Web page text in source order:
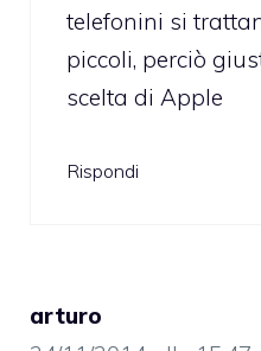
telefonini si
piccoli, perciò
scelta di Apple
Rispondi
arturo